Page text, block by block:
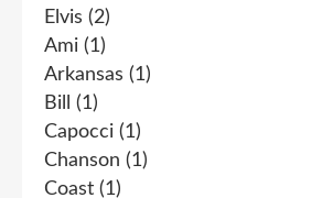
Elvis (2)
Ami (1)
Arkansas (1)
Bill
(1)
Capocci (1)
Chanson (1)
Coast (1)